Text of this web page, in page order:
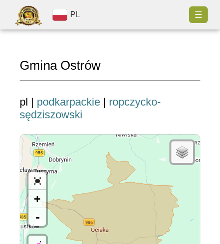
PL ☰
Gmina Ostrów
pl | podkarpackie | ropczycko-
sędziszowski
+
-